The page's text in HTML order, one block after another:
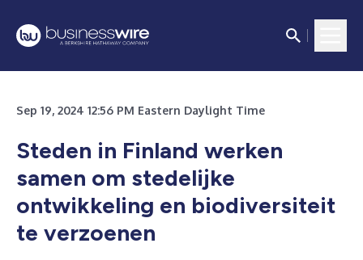
Sep 19, 2024 12:56 PM Eastern Daylight Time
Steden in Finland werken
samen om stedelijke
ontwikkeling en biodiversiteit
te verzoenen